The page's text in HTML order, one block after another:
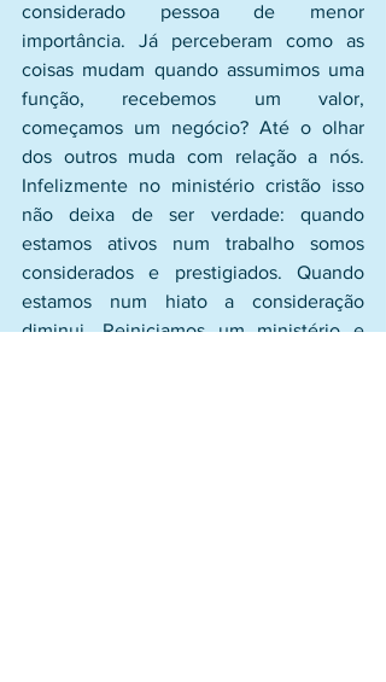
considerado pessoa de menor
importância. Já perceberam como as
coisas mudam quando assumimos uma
função, recebemos um valor,
começamos um negócio? Até o olhar
dos outros muda com relação a nós.
Infelizmente no ministério cristão isso
não deixa de ser verdade: quando
estamos ativos num trabalho somos
considerados e prestigiados. Quando
estamos num hiato a consideração
diminui. Reiniciamos um ministério e